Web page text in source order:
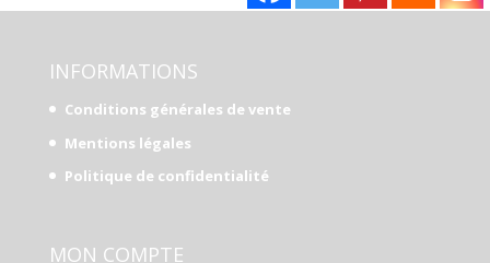
INFORMATIONS
Conditions générales de vente
Mentions légales
Politique de confidentialité
MON COMPTE